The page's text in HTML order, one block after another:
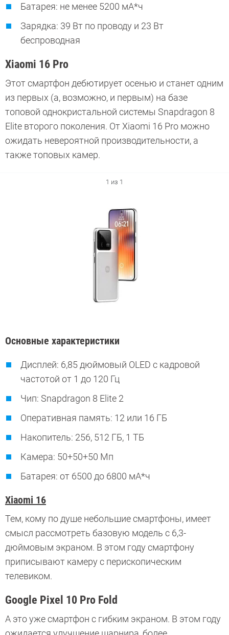
Батарея: не менее 5200 мА*ч
Зарядка: 39 Вт по проводу и 23 Вт
беспроводная
Xiaomi 16 Pro
Этот смартфон дебютирует осенью и станет одним
из первых (а, возможно, и первым) на базе
топовой однокристальной системы Snapdragon 8
Elite второго поколения. От Xiaomi 16 Pro можно
ожидать невероятной производительности, а
также топовых камер.
1 из 1
Основные характеристики
Дисплей: 6,85 дюймовый OLED с кадровой
частотой от 1 до 120 Гц
Чип: Snapdragon 8 Elite 2
Оперативная память: 12 или 16 ГБ
Накопитель: 256, 512 ГБ, 1 ТБ
Камера: 50+50+50 Мп
Батарея: от 6500 до 6800 мА*ч
Xiaomi 16
Тем, кому по душе небольшие смартфоны, имеет
смысл рассмотреть базовую модель с 6,3-
дюймовым экраном. В этом году смартфону
приписывают камеру с перископическим
телевиком.
Google Pixel 10 Pro Fold
А это уже смартфон с гибким экраном. В этом году